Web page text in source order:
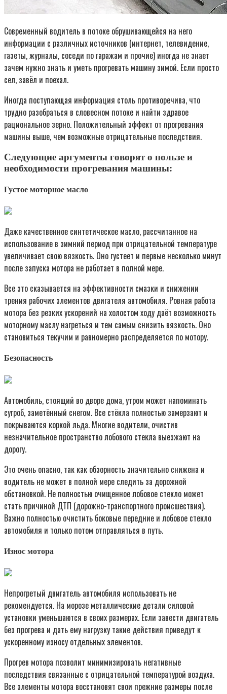
Современный водитель в потоке обрушивающейся на него
информации с различных источников (интернет, телевидение,
газеты, журналы, соседи по гаражам и прочие) иногда не знает
зачем нужно знать и уметь прогревать машину зимой. Если просто
сел, завёл и поехал.
Иногда поступающая информация столь противоречива, что
трудно разобраться в словесном потоке и найти здравое
рациональное зерно. Положительный эффект от прогревания
машины выше, чем возможные отрицательные последствия.
Следующие аргументы говорят о пользе и
необходимости прогревания машины:
Густое моторное масло
Даже качественное синтетическое масло, рассчитанное на
использование в зимний период при отрицательной температуре
увеличивает свою вязкость. Оно густеет и первые несколько минут
после запуска мотора не работает в полной мере.
Все это сказывается на эффективности смазки и снижении
трения рабочих элементов двигателя автомобиля. Ровная работа
мотора без резких ускорений на холостом ходу даёт возможность
моторному маслу нагреться и тем самым снизить вязкость. Оно
становиться текучим и равномерно распределяется по мотору.
Безопасность
Автомобиль, стоящий во дворе дома, утром может напоминать
сугроб, заметённый снегом. Все стёкла полностью замерзают и
покрываются коркой льда. Многие водители, очистив
незначительное пространство лобового стекла выезжают на
дорогу.
Это очень опасно, так как обзорность значительно снижена и
водитель не может в полной мере следить за дорожной
обстановкой. Не полностью очищенное лобовое стекло может
стать причиной ДТП (дорожно-транспортного происшествия).
Важно полностью очистить боковые передние и лобовое стекло
автомобиля и только потом отправляться в путь.
Износ мотора
Непрогретый двигатель автомобиля использовать не
рекомендуется. На морозе металлические детали силовой
установки уменьшаются в своих размерах. Если завести двигатель
без прогрева и дать ему нагрузку такие действия приведут к
ускоренному износу отдельных элементов.
Прогрев мотора позволит минимизировать негативные
последствия связанные с отрицательной температурой воздуха.
Все элементы мотора восстановят свои прежние размеры после